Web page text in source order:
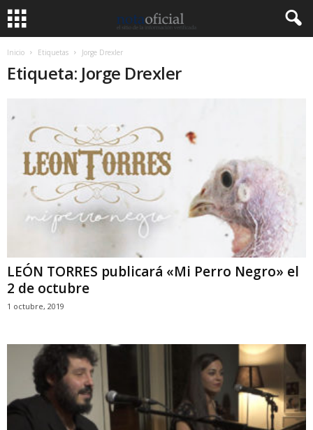
Inicio Etiquetas Jorge Drexler
Etiqueta: Jorge Drexler
LEÓN TORRES publicará «Mi Perro Negro» el
2 de octubre
1 octubre, 2019